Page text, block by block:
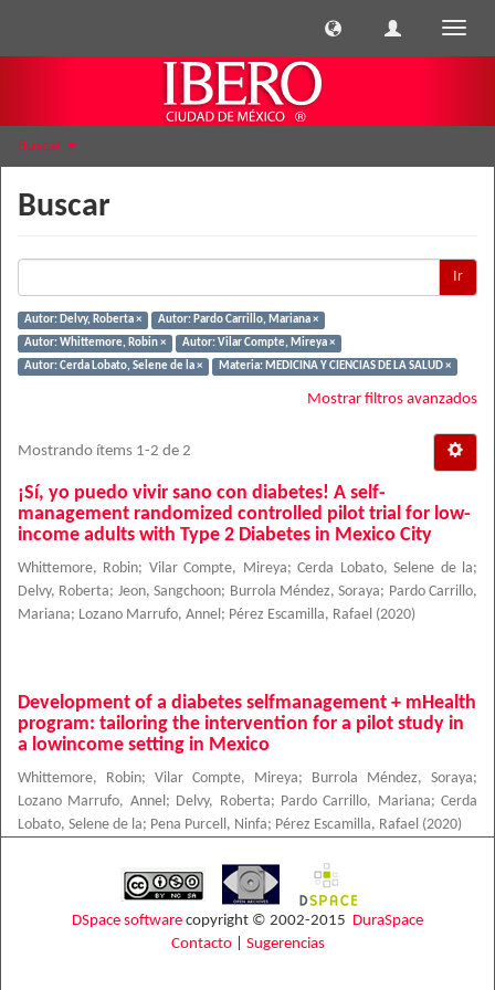
Buscar
Buscar
Ir
Autor: Delvy, Roberta ×
Autor: Pardo Carrillo, Mariana ×
Autor: Whittemore, Robin ×
Autor: Vilar Compte, Mireya ×
Autor: Cerda Lobato, Selene de la ×
Materia: MEDICINA Y CIENCIAS DE LA SALUD ×
Mostrar filtros avanzados
Mostrando ítems 1-2 de 2
¡Sí, yo puedo vivir sano con diabetes! A self-
management randomized controlled pilot trial for low-
income adults with Type 2 Diabetes in Mexico City
Whittemore, Robin; Vilar Compte, Mireya;Cerda Lobato, Selene de la;
Delvy, Roberta; Jeon, Sangchoon; Burrola Méndez, Soraya; Pardo Carrillo,
Mariana; Lozano Marrufo, Annel ; Pérez Escamilla, Rafael (2020)
Development of a diabetes selfmanagement + mHealth
program: tailoring the intervention for a pilot study in
a lowincome setting in Mexico
Whittemore, Robin; Vilar Compte, Mireya; Burrola Méndez, Soraya;
Lozano Marrufo, Annel ; Delvy, Roberta; Pardo Carrillo, Mariana; Cerda
Lobato, Selene de la; Pena Purcell, Ninfa; Pérez Escamilla, Rafael (2020)
DSpace software copyright © 2002-2015 DuraSpace
Contacto| Sugerencias